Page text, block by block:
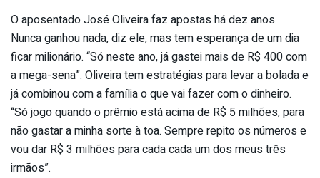
O aposentado José Oliveira faz apostas há dez anos.
Nunca ganhou nada, diz ele, mas tem esperança de um dia
ficar milionário. “Só neste ano, já gastei mais de R$ 400 com
a mega-sena”. Oliveira tem estratégias para levar a bolada e
já combinou com a família o que vai fazer com o dinheiro.
“Só jogo quando o prêmio está acima de R$ 5 milhões, para
não gastar a minha sorte à toa. Sempre repito os números e
vou dar R$ 3 milhões para cada cada um dos meus três
irmãos”.